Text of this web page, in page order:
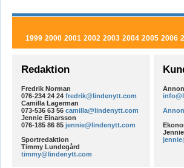
1999 2000 2001 2002 2003 2004 2005 2006
Redaktion
Fredrik Norman
076-234 24 24 fredrik@lindenytt.com
Camilla Lagerman
073-536 63 56 camilla@lindenytt.com
Jennie Einarsson
076-185 86 85 jennie@lindenytt.com
Sportredaktion
Timmy Lundegård
timmy@lindenytt.com